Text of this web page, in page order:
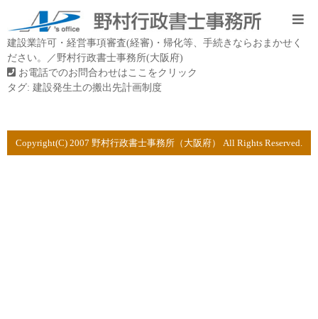
建設業許可・経営事項審査(経審)・帰化等、手続きならおまかせく
ださい。／野村行政書士事務所(大阪府)
お電話でのお問合わせはここをクリック
タグ: 建設発生土の搬出先計画制度
Copyright(C) 2007 野村行政書士事務所（大阪府） All Rights Reserved.